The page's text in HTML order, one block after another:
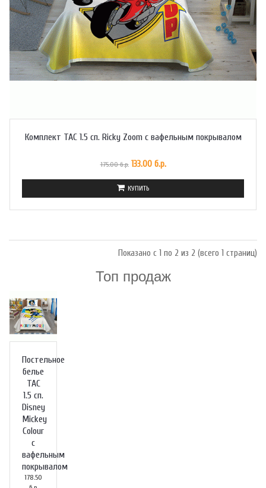
Комплект TAC 1.5 сп. Ricky Zoom с вафельным покрывалом
175.00 б.р. 133.00 б.р.
КУПИТЬ
Показано с 1 по 2 из 2 (всего 1 страниц)
Топ продаж
Постельное
белье
TAC
1.5 сп.
Disney
Mickey
Colour
с
вафельным
покрывалом
178.50